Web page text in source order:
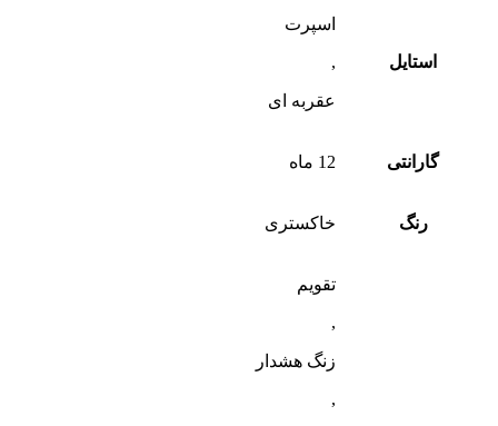
استایل
اسپرت
,
عقربه ای
گارانتی 12 ماه
رنگ خاکستری
تقویم
,
زنگ هشدار
,